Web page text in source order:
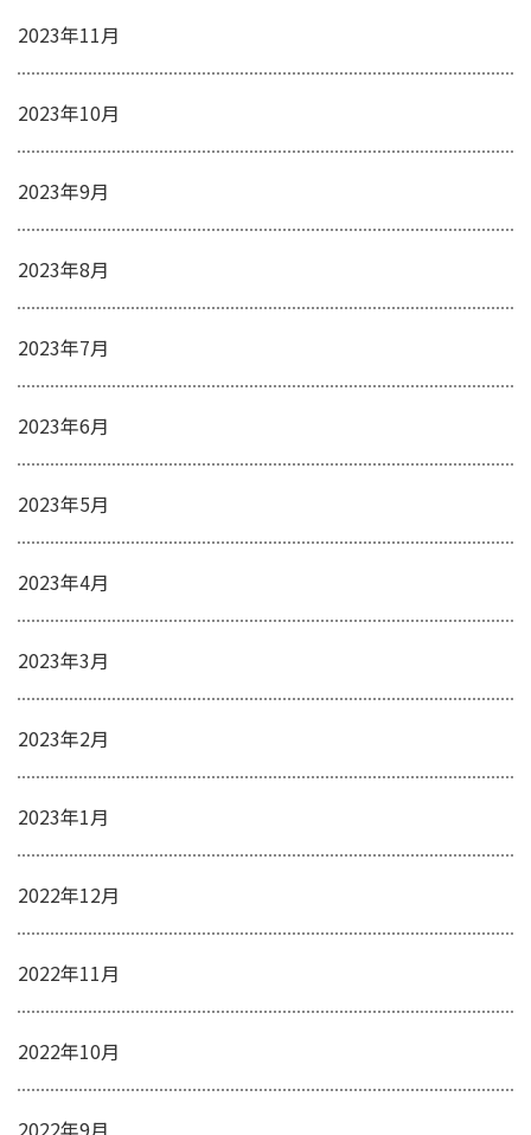
2023年11月
2023年10月
2023年9月
2023年8月
2023年7月
2023年6月
2023年5月
2023年4月
2023年3月
2023年2月
2023年1月
2022年12月
2022年11月
2022年10月
2022年9月